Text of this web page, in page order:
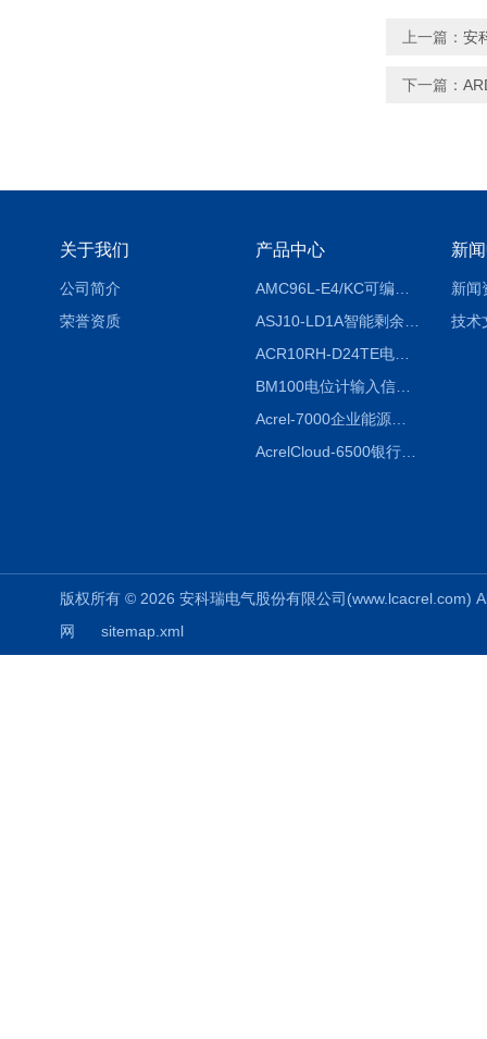
上一篇： 安
下一篇：
关于我们
公司简介
荣誉资质
产品中心
ACR10RH-D24TE电力仪表外置开口式互感器
BM100电位计输入信号隔离器
Acrel-7000企业能源管控平台
AcrelCloud-6500银行业安全用电能耗云平台
新
新闻
技术
版权所有 © 2026 安科瑞电气股份有限公司
网
sitemap.xml